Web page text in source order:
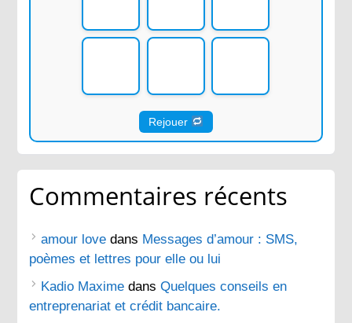
Rejouer
Commentaires récents
amour love dans Messages d’amour : SMS,
poèmes et lettres pour elle ou lui
Kadio Maxime dansQuelques conseils en
entreprenariat et crédit bancaire.